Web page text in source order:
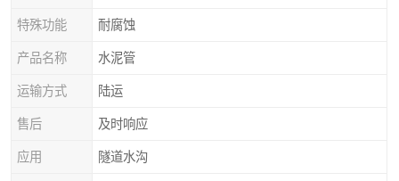
特殊功能 耐腐蚀
产品名称 水泥管
运输方式 陆运
售后 及时响应
应用 隧道水沟